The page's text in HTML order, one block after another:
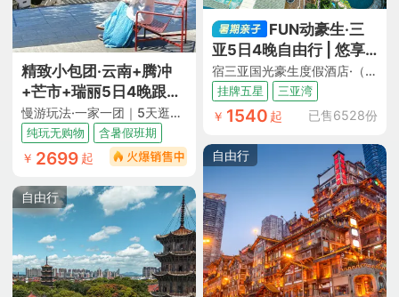
精致小包团·云南+腾冲
+芒市+瑞丽5日4晚跟团
游
慢游玩法·一家一团｜5天逛遍3座城｜吃遍5大特色餐5大地道小吃｜5大核心地标景点全覆盖｜ 缅式洗头+马帮烤茶+田园咖啡｜逛市井夜市｜一日自由活动随心逛｜1晚4钻酒店+升级1晚温泉酒店+2晚和顺温泉民宿｜特色伴手礼｜纯玩0购物0车销｜全程透明无隐形店
纯玩无购物 含暑假班期
￥ 2699 起
自由行
FUN动豪生·三
亚5日4晚自由行 | 悠享
慢活假期
宿三亚国光豪生度假酒店·（含双早+免税店折扣券及班车）
挂牌五星 三亚湾
￥ 1540 起 已售6528份
自由行